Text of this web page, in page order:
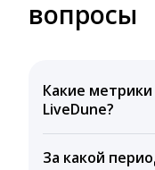
вопросы
Какие
LiveDune?
комментариев,
За какой